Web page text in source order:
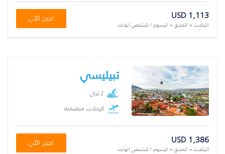
USD 1,113
الرحلات + الفندق + الرسوم / للشخص الواحد
احجز الآن
تبيليسي
2 ليال
الرحلات متضمنة
USD 1,386
الرحلات + الفندق + الرسوم / للشخص الواحد
احجز الآن